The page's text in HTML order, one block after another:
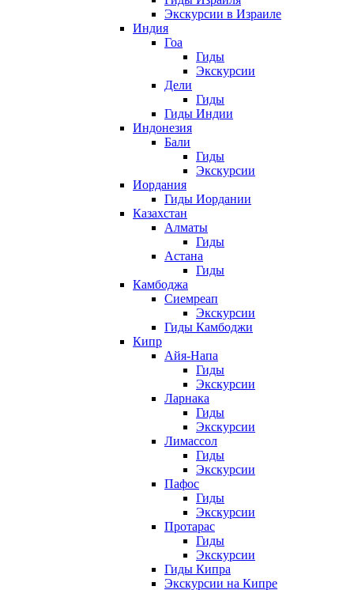
Экскурсии в Израиле
Индия
Гоа
Гиды
Экскурсии
Дели
Гиды
Гиды Индии
Индонезия
Бали
Гиды
Экскурсии
Иордания
Гиды Иордании
Казахстан
Алматы
Гиды
Астана
Гиды
Камбоджа
Сиемреап
Экскурсии
Гиды Камбоджи
Кипр
Айя-Напа
Гиды
Экскурсии
Ларнака
Гиды
Экскурсии
Лимассол
Гиды
Экскурсии
Пафос
Гиды
Экскурсии
Протарас
Гиды
Экскурсии
Гиды Кипра
Экскурсии на Кипре